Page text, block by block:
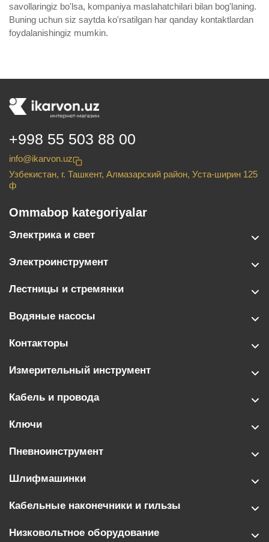
savollaringiz bo'lsa, kompaniya maslahatchilari bilan bog'laning.
Buning uchun siz saytda ko'rsatilgan har qanday kontaktlardan
foydalanishingiz mumkin.
+998 55 503 88 00
info@ikarvon.uz
Узбекистан, г. Ташкент, Алмазарский район, Уста-ширин 125
ф
Ommabop kategoriyalar
Электрика и свет
Электроинструмент
Лестницы и стремянки
Водяные насосы
Контакторы
Измерительный инструмент
Кабель и провода
Ключи
Пневноинструмент
Шлифмашинки
Кабельные наконечники и гильзы
Низковольтное оборудование